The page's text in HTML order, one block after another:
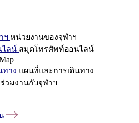
ฯ หน่วยงานของจุฬาฯ
ไลน์ สมุดโทรศัพท์ออนไลน์
ทาง แผนที่และการเดินทาง
ร่วมงานกับจุฬาฯ